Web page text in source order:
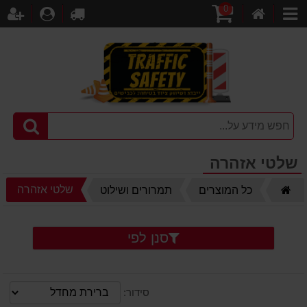
קטגוריות
קניות
0
לקופה
שלטי אזהרה
כל המוצרים תמרורים ושילוט שלטי אזהרה
סנן לפי
סידור: